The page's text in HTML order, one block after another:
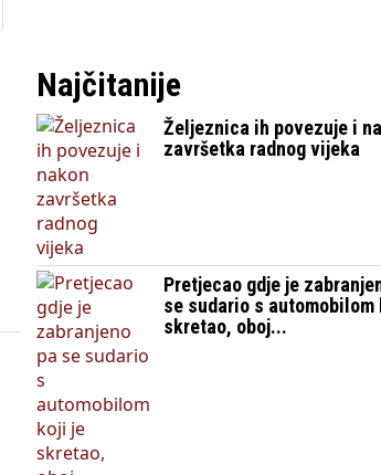
Najčitanije
Željeznica ih povezuje i
završetka radnog vijeka
Pretjecao gdje je
se sudario s automobilom
skretao, oboj...